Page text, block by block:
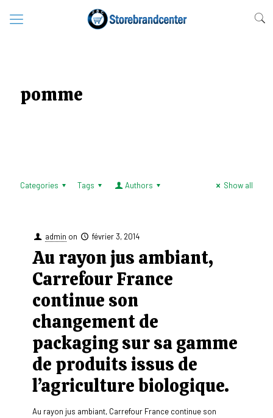
pomme
Categories Tags Authors Show all
admin on février 3, 2014
Au rayon jus ambiant,
Carrefour France
continue son
changement de
packaging sur sa gamme
de produits issus de
l’agriculture biologique.
Au rayon jus ambiant, Carrefour France continue son